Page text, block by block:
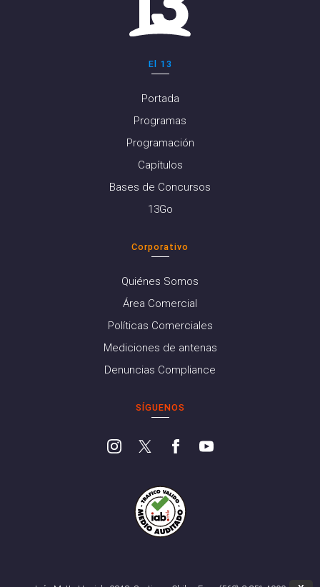
El 13
Portada
Programas
Programación
Capítulos
Bases de Concursos
13Go
Corporativo
Quiénes Somos
Área Comercial
Políticas Comerciales
Mediciones de antenas
Denuncias Compliance
SÍGUENOS